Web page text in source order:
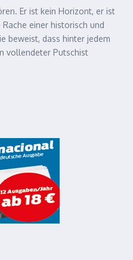
Er ist kein Horizont, er ist
einer historisch und
beweist, dass hinter jedem
vollendeter Putschist